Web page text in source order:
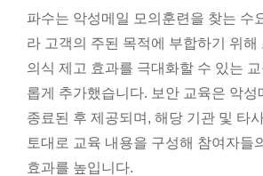
파수는 악성메일 모의훈련을 찾는 수
라 고객의 주된 목적에 부합하기 위해
의식 제고 효과를 극대화할 수 있는
롭게 추가했습니다. 보안 교육은 악성
종료된 후 제공되며, 해당 기관 및 타
토대로 교육 내용을 구성해 참여자들
효과를 높입니다.